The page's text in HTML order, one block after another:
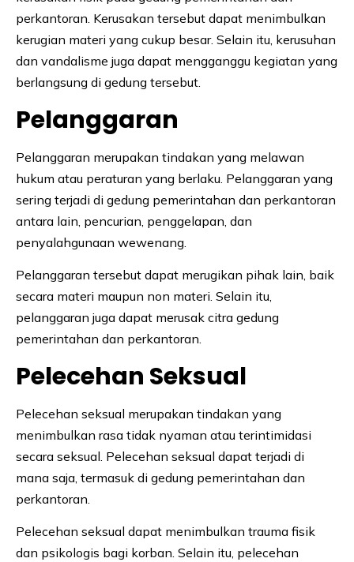
perkantoran. Kerusakan tersebut dapat menimbulkan
kerugian materi yang cukup besar. Selain itu, kerusuhan
dan vandalisme juga dapat mengganggu kegiatan yang
berlangsung di gedung tersebut.
Pelanggaran
Pelanggaran merupakan tindakan yang melawan
hukum atau peraturan yang berlaku. Pelanggaran yang
sering terjadi di gedung pemerintahan dan perkantoran
antara lain, pencurian, penggelapan, dan
penyalahgunaan wewenang.
Pelanggaran tersebut dapat merugikan pihak lain, baik
secara materi maupun non materi. Selain itu,
pelanggaran juga dapat merusak citra gedung
pemerintahan dan perkantoran.
Pelecehan Seksual
Pelecehan seksual merupakan tindakan yang
menimbulkan rasa tidak nyaman atau terintimidasi
secara seksual. Pelecehan seksual dapat terjadi di
mana saja, termasuk di gedung pemerintahan dan
perkantoran.
Pelecehan seksual dapat menimbulkan trauma fisik
dan psikologis bagi korban. Selain itu, pelecehan